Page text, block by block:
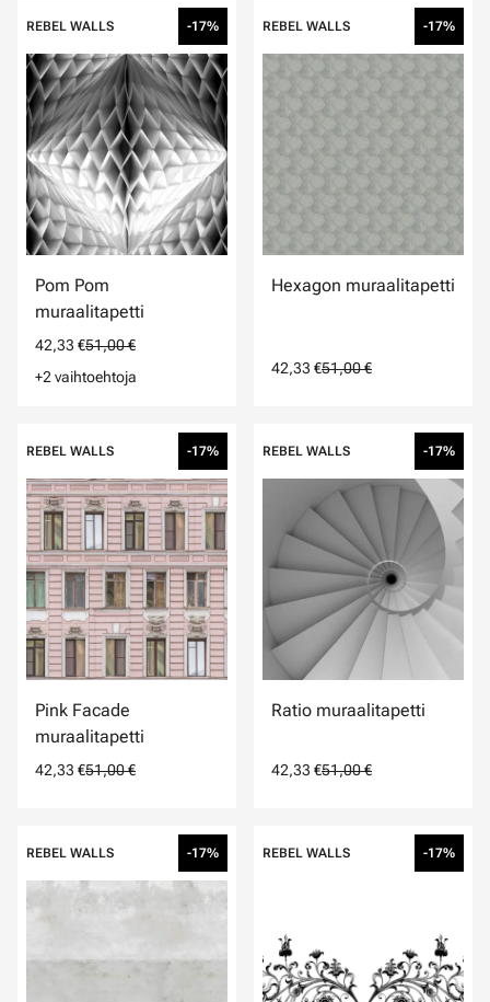
REBEL WALLS -17%
Pom Pom
muraalitapetti
42,33 €51,00 €
+2 vaihtoehtoja
REBEL WALLS -17%
Hexagon muraalitapetti
42,33 €51,00 €
REBEL WALLS -17%
Pink Facade
muraalitapetti
42,33 €51,00 €
REBEL WALLS -17%
Ratio muraalitapetti
42,33 €51,00 €
REBEL WALLS -17% REBEL WALLS -17%